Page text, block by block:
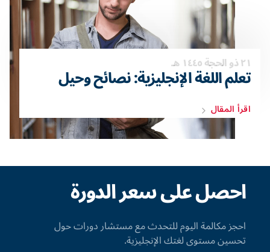
تعلم اللغة الإنجليزية: نصائح وحيل
اقرأ المقال
احصل على سعر الدورة
احجز مكالمة اليوم للتحدث مع مستشار دورات حول
تحسين مستوى لغتك الإنجليزية.